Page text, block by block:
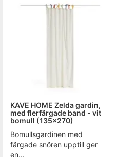
KAVE HOME Zelda gardin,
med flerfärgade band - vit
bomull (135x270)
Bomullsgardinen med
färgade snören upptill ger
en...